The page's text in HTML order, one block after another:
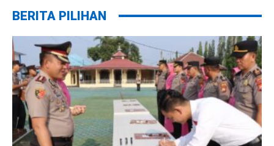
BERITA PILIHAN